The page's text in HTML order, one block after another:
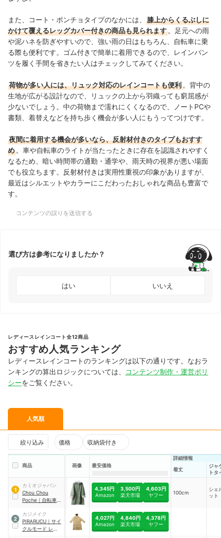
また、コート・ポンチョタイプのなかには、
膝上からくるぶしに
かけて覆えるレッグカバー付きの商品も見られます。足元への雨
や泥ハネを防ぎやすいので、強い雨の日はもちろん、自転車に乗
る際も便利です。ゴム付きで簡単に着用できるので、レインパン
ツを履く手間を省きたい人はチェックしてみてください。
荷物が多い人には、リュック対応のレインコートも便利。背中の
生地が広がる設計なので、リュックの上から羽織っても窮屈感が
少ないでしょう。中の荷物まで濡れにくくなるので、ノートPCや
書類、着替えなどを持ち歩く機会が多い人にもうってつけです。
夜間に着用する機会が多いなら、反射材付きのタイプもおすす
め。車や自転車のライトが当たったときに存在を認識されやすく
なるため、暗い時間帯の通勤・通学や、雨天時の視界が悪い場面
でも役立ちます。反射材付きは実用性重視の印象がありますが、
最近はシルエットやカラーにこだわったおしゃれな商品も豊富で
す。
コンテンツの誤りを送信する
選び方は参考になりましたか？
はい いいえ
レディースレインコート全12商品
おすすめ人気ランキング
レディースレインコートのランキングは以下の通りです。なおラ
ンキングの算出ロジックについては、
コンテンツ制作・運営ポリ
シーをご覧ください。
人気順
絞り込み 価格 収納袋付き
商品 画像 最安価格
詳細情報
着丈
ジャ
トタ
1
カミオジャパン
Chou Chou
Poche ｜ 自転車レ
4,345円
Amazon
3,500円
楽天市場
4,603円
ヤフー
100cm
シェ
ット
2
カジメイク
PIRARUCU ｜ サイ
クルモード レイン
4,027円
Amazon
4,840円
楽天市場
4,378円
ヤフー